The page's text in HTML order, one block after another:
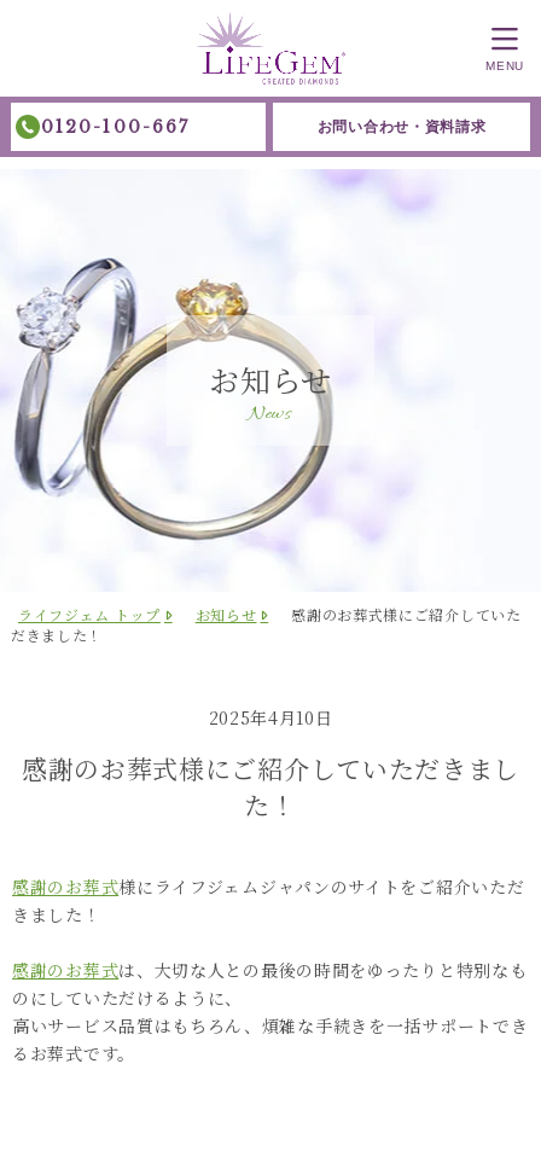
0120-100-667 お問い合わせ・資料請求
MENU
お知らせ
News
ライフジェム トップ お知らせ
感謝のお葬式様にご紹介していた
だきました！
2025年4月10日
感謝のお葬式様にご紹介していただきまし
た！
感謝のお葬式様にライフジェムジャパンのサイトをご紹介いただ
きました！
感謝のお葬式は、大切な人との最後の時間をゆったりと特別なも
のにしていただけるように、
高いサービス品質はもちろん、煩雑な手続きを一括サポートでき
るお葬式です。